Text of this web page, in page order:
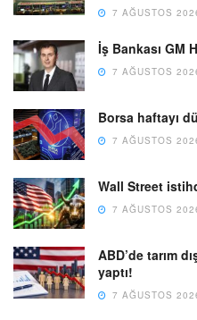
7 AĞUSTOS
İş Bankası GM
7 AĞUSTOS
Borsa haftayı
7 AĞUSTOS
Wall Street
7 AĞUSTOS
ABD’de tarım
yaptı!
7 AĞUSTOS